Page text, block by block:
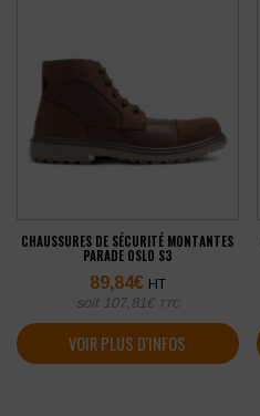
CHAUSSURES DE SÉCURITÉ MONTANTES
PARADE OSLO S3
89,84€ HT
soit 107,81 € TTC
VOIR PLUS D'INFOS